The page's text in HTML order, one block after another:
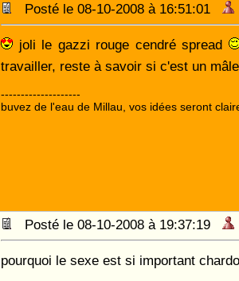
Posté le 08-10-2008 à 16:51:01
joli le gazzi rouge cendré spread
travailler, reste à savoir si c'est un
--------------------
buvez de l'eau de Millau, vos idées seront
Posté le 08-10-2008 à 19:37:19
pourquoi le sexe est si important